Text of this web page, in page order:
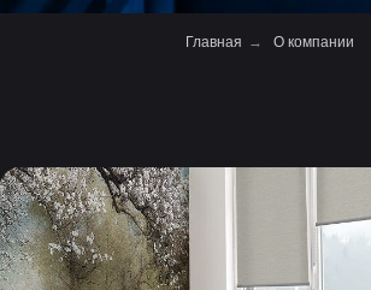
Главная → О компании